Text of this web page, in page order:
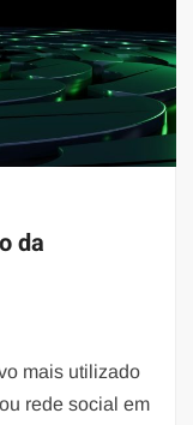
da
mais utilizado
rede social em